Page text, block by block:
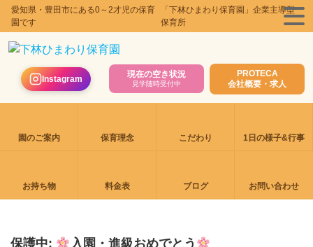
愛知県・豊田市にある0～2才児の保育
園です
「下林ひまわり保育園」企業主導型
保育所
Instagram 現在の空き状況
見学随時受付中
PROTECA
会社概要・求人
園のご案内 保育理念 こだわり 1日の様子&行事
お持ち物 料金表 ブログ お問い合わせ
保護中: 入園・進級おめでとう